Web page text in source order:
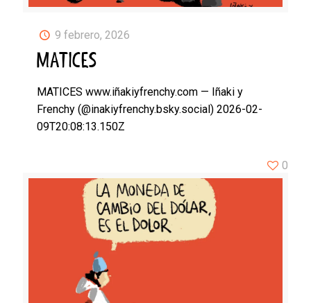
9 febrero, 2026
MATICES
MATICES www.iñakiyfrenchy.com — Iñaki y
Frenchy (@inakiyfrenchy.bsky.social) 2026-02-
09T20:08:13.150Z
0